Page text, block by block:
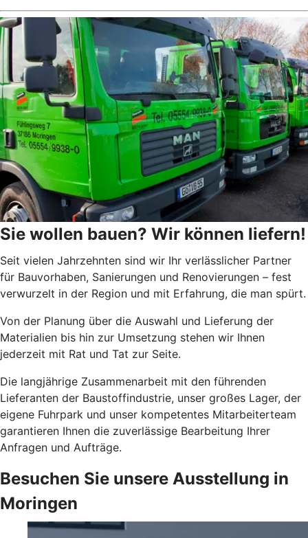
Sie wollen bauen? Wir können liefern!
Seit vielen Jahrzehnten sind wir Ihr verlässlicher Partner
für Bauvorhaben, Sanierungen und Renovierungen – fest
verwurzelt in der Region und mit Erfahrung, die man spürt.
Von der Planung über die Auswahl und Lieferung der
Materialien bis hin zur Umsetzung stehen wir Ihnen
jederzeit mit Rat und Tat zur Seite.
Die langjährige Zusammenarbeit mit den führenden
Lieferanten der Baustoffindustrie, unser großes Lager, der
eigene Fuhrpark und unser kompetentes Mitarbeiterteam
garantieren Ihnen die zuverlässige Bearbeitung Ihrer
Anfragen und Aufträge.
Besuchen Sie unsere Ausstellung in
Moringen